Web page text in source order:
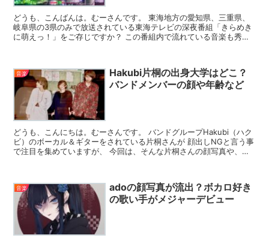
どうも、こんばんは。むーさんです。 東海地方の愛知県、三重県、
岐阜県の3県のみで放送されている東海テレビの深夜番組「きらめき
に萌えっ！」をご存じですか？ この番組内で流れている音楽も秀逸
音楽
Hakubi片桐の出身大学はどこ？
バンドメンバーの顔や年齢など
どうも、こんにちは。むーさんです。 バンドグループHakubi（ハク
ビ）のボーカル＆ギターをされている片桐さんが 顔出しNGと言う事
で注目を集めていますが、 今回は、そんな片桐さんの顔写真や、気
音楽
adoの顔写真が流出？ボカロ好き
の歌い手がメジャーデビュー